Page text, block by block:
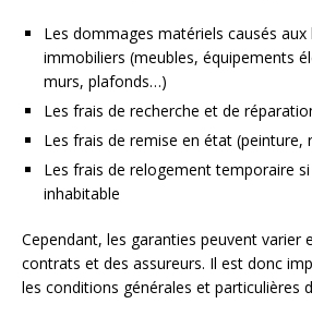
Les dommages matériels causés
immobiliers (meubles, équipements
murs, plafonds…)
Les frais de recherche et de
Les frais de remise en état (peinture,
Les frais de relogement temporaire
inhabitable
Cependant, les garanties peuvent varier
contrats et des assureurs. Il est donc
les conditions générales et particulières